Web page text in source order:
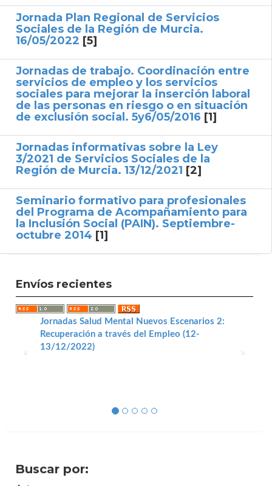
Jornada Plan Regional de Servicios
Sociales de la Región de Murcia.
16/05/2022 [5]
Jornadas de trabajo. Coordinación entre
servicios de empleo y los servicios
sociales para mejorar la inserción laboral
de las personas en riesgo o en situación
de exclusión social. 5y6/05/2016 [1]
Jornadas informativas sobre la Ley
3/2021 de Servicios Sociales de la
Región de Murcia. 13/12/2021 [2]
Seminario formativo para profesionales
del Programa de Acompañamiento para
la Inclusión Social (PAIN). Septiembre-
octubre 2014 [1]
Envíos recientes
Jornadas Salud Mental Nuevos Escenarios 2:
Recuperación a través del Empleo (12-
13/12/2022)
Buscar por: